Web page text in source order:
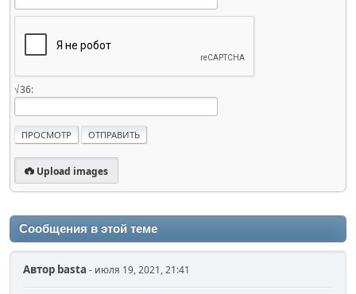
√36:
Upload images
Сообщения в этой теме
Автор basta - июля 19, 2021, 21:41